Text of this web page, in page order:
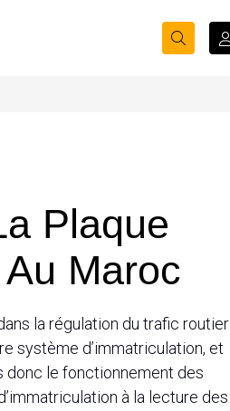
Plaque
Maroc
la régulation du trafic routier
système d’immatriculation, et
donc le fonctionnement des
à la lecture des